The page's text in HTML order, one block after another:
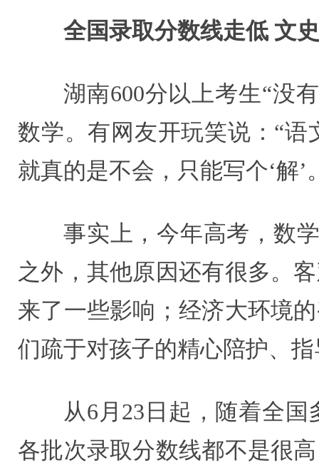
全国录取分数线走低 文
湖南600分以上考生“没
数学。有网友开玩笑说：“
就真的是不会，只能写个‘解’
事实上，今年高考，数
之外，其他原因还有很多。
来了一些影响；经济大环境
们疏于对孩子的精心陪护、
从6月23日起，随着全
各批次录取分数线都不是很